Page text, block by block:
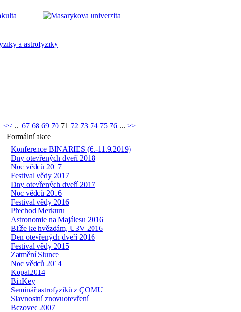
<< ... 67 68 69 70 71 72 73 74 75 76 ... >>
Formální akce
Konference BINARIES (6.-11.9.2019)
Dny otevřených dveří 2018
Noc vědců 2017
Festival vědy 2017
Dny otevřených dveří 2017
Noc vědců 2016
Festival vědy 2016
Přechod Merkuru
Astronomie na Majálesu 2016
Blíže ke hvězdám, U3V 2016
Den otevřených dveří 2016
Festival vědy 2015
Zatmění Slunce
Noc vědců 2014
Kopal2014
BinKey
Seminář astrofyziků z ÇOMU
Slavnostní znovuotevření
Bezovec 2007